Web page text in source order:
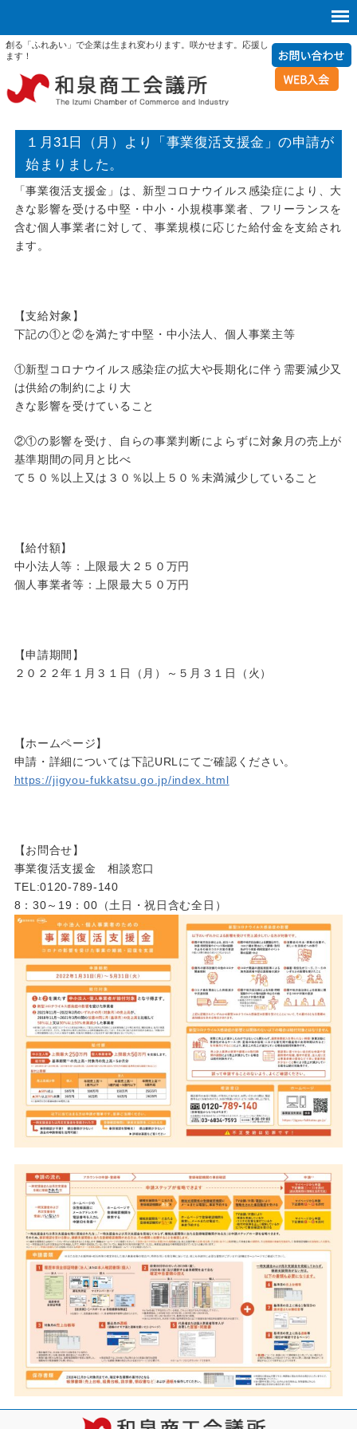
創る「ふれあい」で企業は生まれ変わります。咲かせます。応援し
ます！
１月31日（月）より「事業復活支援金」の申請が
始まりました。
「事業復活支援金」は、新型コロナウイルス感染症により、大
きな影響を受ける中堅・中小・小規模事業者、フリーランスを
含む個人事業者に対して、事業規模に応じた給付金を支給され
ます。
【支給対象】
下記の①と②を満たす中堅・中小法人、個人事業主等
①新型コロナウイルス感染症の拡大や長期化に伴う需要減少又
は供給の制約により大
きな影響を受けていること
②①の影響を受け、自らの事業判断によらずに対象月の売上が
基準期間の同月と比べ
て５０％以上又は３０％以上５０％未満減少していること
【給付額】
中小法人等：上限最大２５０万円
個人事業者等：上限最大５０万円
【申請期間】
２０２２年１月３１日（月）～５月３１日（火）
【ホームページ】
申請・詳細については下記URLにてご確認ください。
https://jigyou-fukkatsu.go.jp/index.html
【お問合せ】
事業復活支援金 相談窓口
TEL:0120-789-140
8：30～19：00（土日・祝日含む全日）